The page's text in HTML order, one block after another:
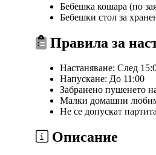
Бебешка кошара (по
Бебешки стол за
Правила за
Настаняване: След
Напускане: До 11:00
Забранено пушенето
Малки домашни
Не се допускат
Описание